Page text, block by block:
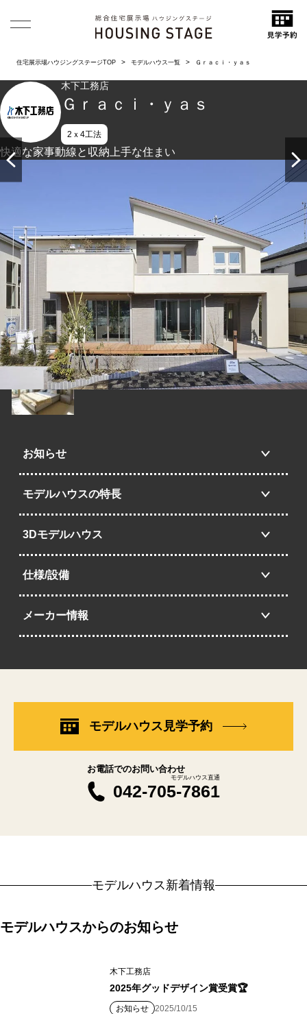
住宅展示場ハウジングステージTOP モデルハウス一覧 Ｇｒａｃｉ・ｙａｓ
木下工務店
Ｇｒａｃｉ・ｙａｓ
2ｘ4工法
快適な家事動線と収納上手な住まい
お知らせ
モデルハウスの特長
3Dモデルハウス
仕様/設備
メーカー情報
モデルハウス見学予約
お電話でのお問い合わせ
042-705-7861
モデルハウス直通
モデルハウス新着情報
モデルハウスからのお知らせ
木下工務店
2025年グッドデザイン賞受賞🏆
お知らせ 2025/10/15